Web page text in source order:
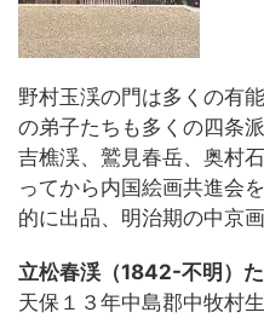
野村玉渓の門は多くの有
の弟子たちも多くの四条
吉樵渓、鷲見春岳、奥村
ってから内国絵画共進会
的に出品、明治期の中京
立松春渓（1842-不明）
天保１３年中島郡中牧村